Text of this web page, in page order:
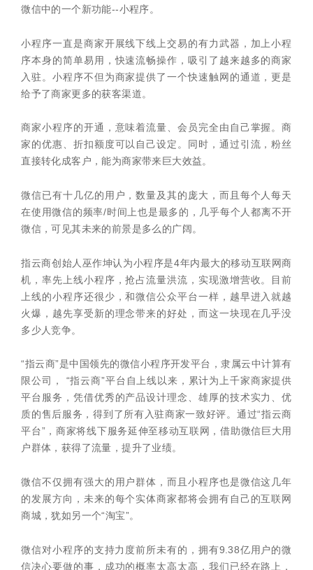
微信中的一个新功能--小程序。
小程序一直是商家开展线下线上交易的有力武器，加上小程
序本身的简单易用，快速流畅操作，吸引了越来越多的商家
入驻。小程序不但为商家提供了一个快速触网的通道，更是
给予了商家更多的获客渠道。
商家小程序的开通，意味着流量、会员完全由自己掌握。商
家的优惠、折扣额度可以自己设定。同时，通过引流，粉丝
直接转化成客户，能为商家带来巨大效益。
微信已有十几亿的用户，数量及其的庞大，而且每个人每天
在使用微信的频率/时间上也是最多的，几乎每个人都离不开
微信，可见其未来的前景是多么的广阔。
指云商创始人巫作坤认为小程序是4年内最大的移动互联网商
机，率先上线小程序，抢占流量洪流，实现激增营收。目前
上线的小程序还很少，和微信公众平台一样，越早进入就越
火爆，越先享受新的理念带来的好处，而这一块现在几乎没
多少人竞争。
“指云商”是中国领先的微信小程序开发平台，隶属云中计算有
限公司， “指云商”平台自上线以来，累计为上千家商家提供
平台服务，凭借优秀的产品设计理念、雄厚的技术实力、优
质的售后服务，得到了所有入驻商家一致好评。通过“指云商
平台”，商家将线下服务延伸至移动互联网，借助微信巨大用
户群体，获得了流量，提升了业绩。
微信不仅拥有强大的用户群体，而且小程序也是微信这几年
的发展方向，未来的每个实体商家都将会拥有自己的互联网
商城，犹如另一个“淘宝”。
微信对小程序的支持力度前所未有的，拥有9.38亿用户的微
信决心要做的事，成功的概率太高太高，我们已经在路上，